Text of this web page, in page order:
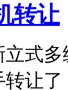
转让
式
让